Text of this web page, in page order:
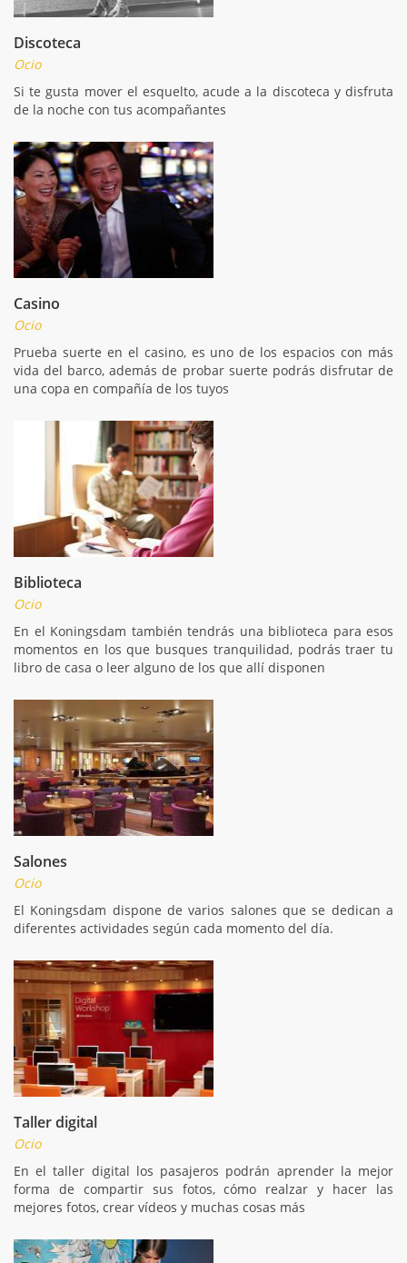
Discoteca
Ocio
Si te gusta mover el esquelto, acude a la discoteca y disfruta
de la noche con tus acompañantes
Casino
Ocio
Prueba suerte en el casino, es uno de los espacios con más
vida del barco, además de probar suerte podrás disfrutar de
una copa en compañía de los tuyos
Biblioteca
Ocio
En el Koningsdam también tendrás una biblioteca para esos
momentos en los que busques tranquilidad, podrás traer tu
libro de casa o leer alguno de los que allí disponen
Salones
Ocio
El Koningsdam dispone de varios salones que se dedican a
diferentes actividades según cada momento del día.
Taller digital
Ocio
En el taller digital los pasajeros podrán aprender la mejor
forma de compartir sus fotos, cómo realzar y hacer las
mejores fotos, crear vídeos y muchas cosas más